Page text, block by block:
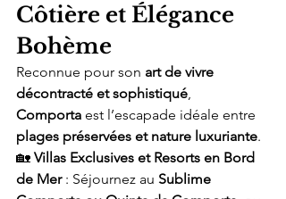
Côtière et Élégance
Bohème
Reconnue pour son art de vivre
décontracté et sophistiqué,
Comporta est l’escapade idéale entre
plages préservées et nature luxuriante.
🏡 Villas Exclusives et Resorts en Bord
de Mer : Séjournez au Sublime